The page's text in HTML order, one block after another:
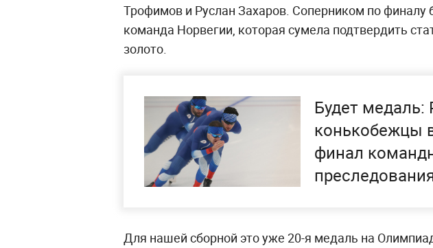
Трофимов и Руслан Захаров. Соперником по финалу
команда Норвегии, которая сумела подтвердить
золото.
Будет медаль:
конькобежцы
финал
Для нашей сборной это уже 20-я медаль на